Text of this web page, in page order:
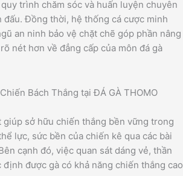
trình chăm sóc và huấn luyện chuyên
Đồng thời, hệ thống cá cược minh
an ninh bảo vệ chặt chẽ góp phần nâng
nét hơn về đẳng cấp của môn đá gà
Bách Thắng tại ĐÁ GÀ THOMO
sở hữu chiến thắng bền vững trong
lực, sức bền của chiến kê qua các bài
cạnh đó, việc quan sát dáng vẻ, thần
được gà có khả năng chiến thắng cao